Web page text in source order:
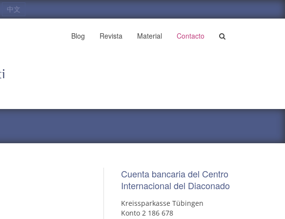
中文
Blog Revista Material Contacto
Cuenta bancaria del Centro
Internacional del Diaconado
Kreissparkasse Tübingen
Konto 2 186 678